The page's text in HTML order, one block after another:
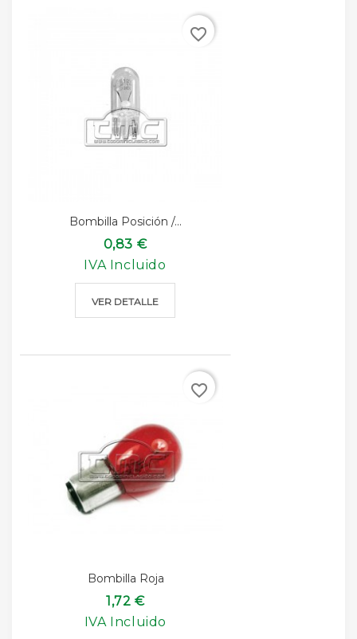
Bombilla Posición /...
0,83 €
IVA Incluido
VER DETALLE
favorite_border
Bombilla Roja
1,72 €
IVA Incluido
favorite_border